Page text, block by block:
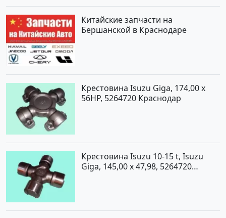
Китайские запчасти на
Бершанской в Краснодаре
Крестовина Isuzu Giga, 174,00 x
56HP, 5264720 Краснодар
Крестовина Isuzu 10-15 t, Isuzu
Giga, 145,00 x 47,98, 5264720